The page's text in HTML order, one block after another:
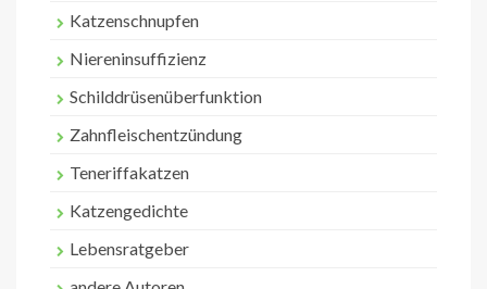
Katzenschnupfen
Niereninsuffizienz
Schilddrüsenüberfunktion
Zahnfleischentzündung
Teneriffakatzen
Katzengedichte
Lebensratgeber